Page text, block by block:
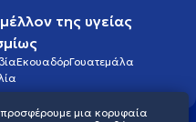
της υγείας
ΕκουαδόρΓουατεμάλα
μια κορυφαία